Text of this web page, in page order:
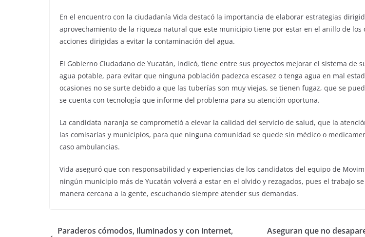
En el encuentro con la ciudadanía Vida destacó la importancia de elaborar estrategias
aprovechamiento de la riqueza natural que este municipio tiene por estar en el anillo de los
acciones dirigidas a evitar la contaminación del agua.
El Gobierno Ciudadano de Yucatán, indicó, tiene entre sus proyectos mejorar el sistema de
agua potable, para evitar que ninguna población padezca escasez o tenga agua en mal
ocasiones no se surte debido a que las tuberías son muy viejas, se tienen fugaz, que se
se cuenta con tecnología que informe del problema para su atención oportuna.
La candidata naranja se comprometió a elevar la calidad del servicio de salud, que la
las comisarías y municipios, para que ninguna comunidad se quede sin médico o
caso ambulancias.
Vida aseguró que con responsabilidad y experiencias de los candidatos del equipo de
ningún municipio más de Yucatán volverá a estar en el olvido y rezagados, pues el trabajo
manera cercana a la gente, escuchando siempre atender sus demandas.
Paraderos cómodos, iluminados y con internet,
Aseguran que no